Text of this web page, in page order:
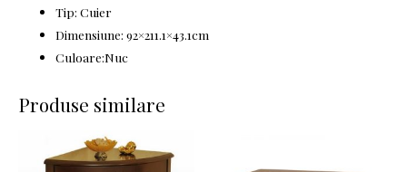
Tip: Cuier
Dimensiune: 92×211.1×43.1cm
Culoare:Nuc
Produse similare